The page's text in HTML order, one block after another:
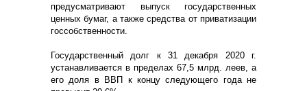
предусматривают выпуск государственных
ценных бумаг, а также средства от приватизации
госсобственности.
Государственный долг к 31 декабря 2020 г.
устанавливается в пределах 67,5 млрд. леев, а
его доля в ВВП к концу следующего года не